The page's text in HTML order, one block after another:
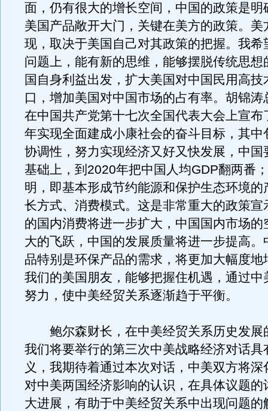
面，仍有很大的增长空间，中国的政策是明
美国产品敞开大门，关键在美方的政策。美
现，取决于美国自己对其政策的把握。我希
问题上，能有新的思维，能够摆脱传统思想
国自身利益出发，扩大美国对中国民用高技
口，增加美国对中国市场的占有率。胡锦涛
在中国共产党第十七次全国代表大会上宣
年实现全面建成小康社会的奋斗目标，其中
协调性，努力实现经济又好又快发展，中
基础上，到2020年把中国人均GDP翻两番
明，即基本形成节约能源和保护生态环境的
长方式、消费模式。这是非常重大的政策宣
的国内消费将进一步扩大，中国国内市场的
大的飞跃，中国的发展质量将进一步提高。
品特别是环保产品的需求，将更加大幅度地
我们的美国朋友，能够把握住机遇，通过中
努力，使中美经贸关系逐渐趋于平衡。
鲍尔森财长，在中美经贸关系历史发展
我们将要举行的第三次中美战略经济对话具
义，我期待着通过本次对话，中美双方将深
对中美两国经济影响的认识，在具体议题的
大进展，有助于中美经贸关系中出现问题的